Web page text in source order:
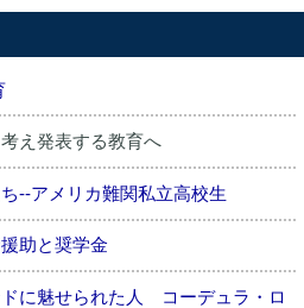
え発表する教育へ
--アメリカ難関私立高校生
助と奨学金
に魅せられた人 コーデュラ・ロ